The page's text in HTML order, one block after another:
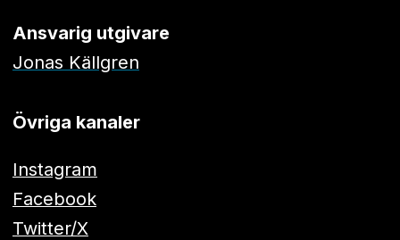
Ansvarig utgivare
Jonas Källgren
Övriga kanaler
Instagram
Facebook
Twitter/X